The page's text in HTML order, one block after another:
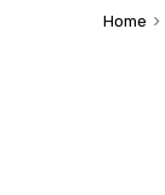
Home